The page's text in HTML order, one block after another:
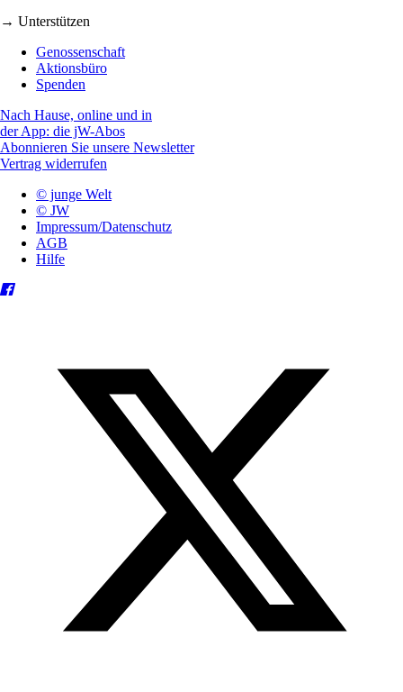
→ Unterstützen
Genossenschaft
Aktionsbüro
Spenden
Nach Hause, online und in
der App: die jW-Abos
Abonnieren Sie unsere Newsletter
Vertrag widerrufen
© junge Welt
© JW
Impressum/Datenschutz
AGB
Hilfe